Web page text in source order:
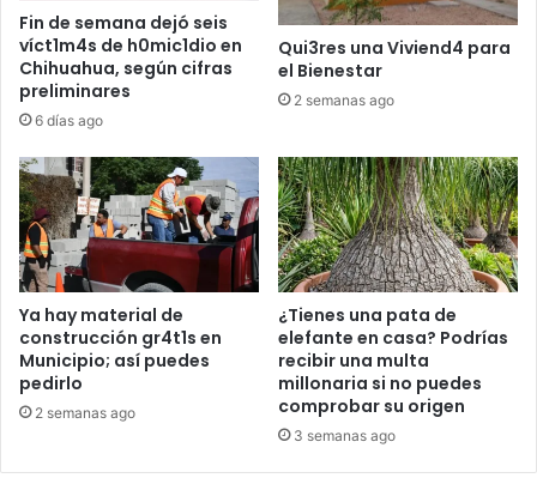
Fin de semana dejó seis
víct1m4s de h0mic1dio en
Chihuahua, según cifras
preliminares
6 días ago
Qui3res una Viviend4 para
el Bienestar
2 semanas ago
Ya hay material de
construcción gr4t1s en
Municipio; así puedes
pedirlo
2 semanas ago
¿Tienes una pata de
elefante en casa? Podrías
recibir una multa
millonaria si no puedes
comprobar su origen
3 semanas ago